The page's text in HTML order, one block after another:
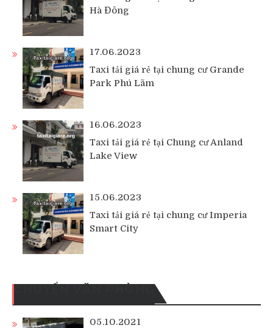
Hà Đông
17.06.2023
Taxi tải giá rẻ tại chung cư Grande
Park Phú Lãm
16.06.2023
Taxi tải giá rẻ tại Chung cư Anland
Lake View
15.06.2023
Taxi tải giá rẻ tại chung cư Imperia
Smart City
05.10.2021